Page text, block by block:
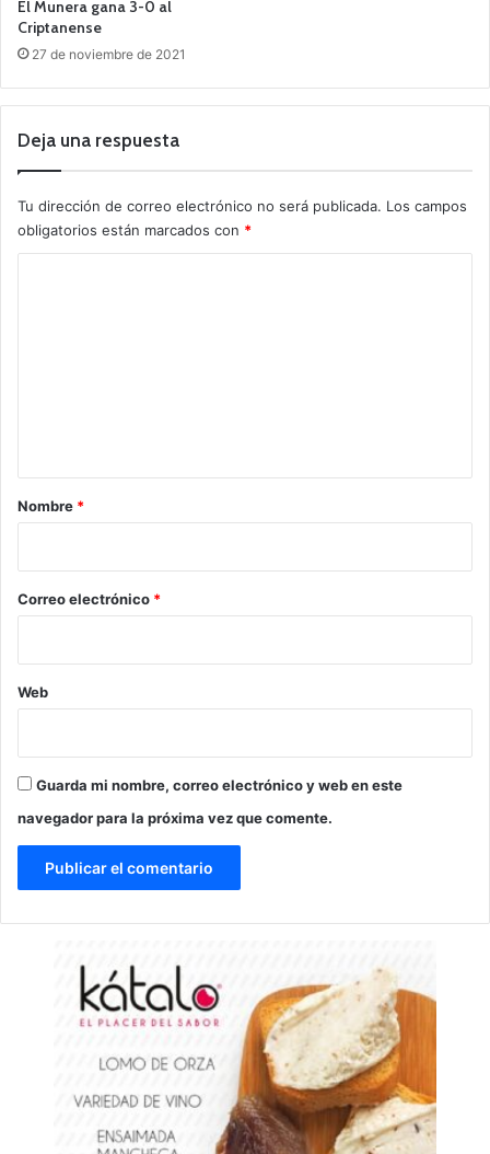
El Munera gana 3-0 al
Criptanense
27 de noviembre de 2021
Deja una respuesta
Tu dirección de correo electrónico no será publicada. Los campos
obligatorios están marcados con *
r
*
Nombre *
Correo electrónico *
Web
Guarda mi nombre, correo electrónico y web en este
navegador para la próxima vez que comente.